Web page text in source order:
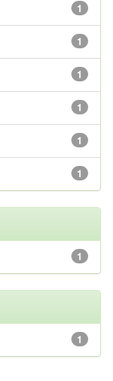
1
1
1
1
1
1
1
1